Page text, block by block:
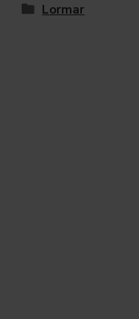
Lormar